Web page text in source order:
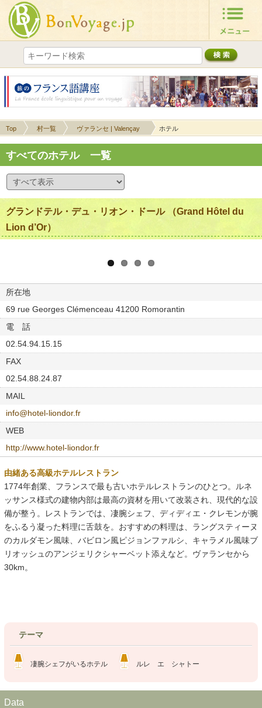
Top 村一覧 ヴァランセ | Valençay ホテル
すべてのホテル 一覧
グランドテル・デュ・リオン・ドール （Grand Hôtel du
Lion d’Or）
所在地
69 rue Georges Clémenceau 41200 Romorantin
電 話
02.54.94.15.15
FAX
02.54.88.24.87
MAIL
info@hotel-liondor.fr
WEB
http://www.hotel-liondor.fr
由緒ある高級ホテルレストラン
1774年創業、フランスで最も古いホテルレストランのひとつ。ルネ
ッサンス様式の建物内部は最高の資材を用いて改装され、現代的な設
備が整う。レストランでは、凄腕シェフ、ディディエ・クレモンが腕
をふるう凝った料理に舌鼓を。おすすめの料理は、ラングスティーヌ
のカルダモン風味、バビロン風ピジョンファルシ、キャラメル風味ブ
リオッシュのアンジェリクシャーベット添えなど。ヴァランセから
30km。
テーマ
凄腕シェフがいるホテル ルレ エ シャトー
Data